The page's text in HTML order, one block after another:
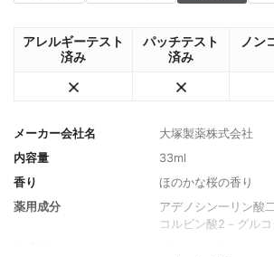
アレルギーテスト
済み
パッチテスト
済み
ノン
メーカー会社名
大塚製薬株式会社
内容量
33ml
香り
ほのかな桜の香り
薬用成分
アデノシン一リン酸
コルビン酸2－グルコ